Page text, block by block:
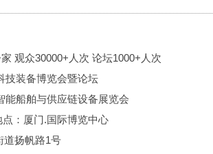
观众30000+人次 论坛1000+人次
技装备博览会暨论坛
能船舶与供应链设备展览会
：厦门.国际博览中心
道扬帆路1号